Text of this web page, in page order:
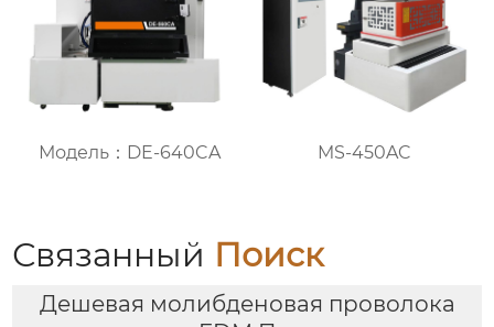
Модель：DE-640CA MS-450AC
Связанный Поиск
Дешевая молибденовая проволока